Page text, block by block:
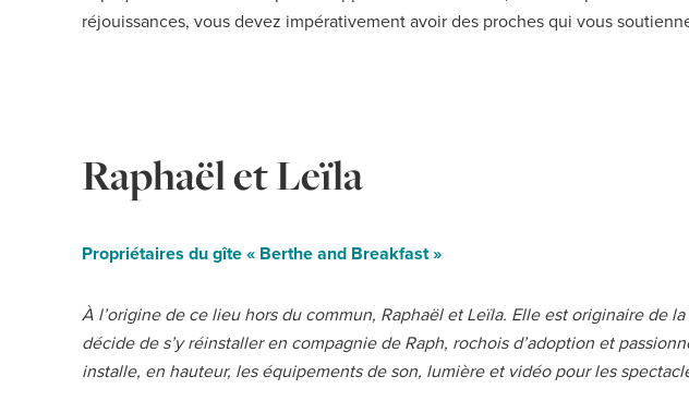
réjouissances, vous devez impérativement avoir des proches qui vous
Raphaël et Leïla
Propriétaires du gîte « Berthe and Breakfast »
À l’origine de ce lieu hors du commun, Raphaël et Leïla. Elle est originaire de
décide de s’y réinstaller en compagnie de Raph, rochois d’adoption et
installe, en hauteur, les équipements de son, lumière et vidéo pour les